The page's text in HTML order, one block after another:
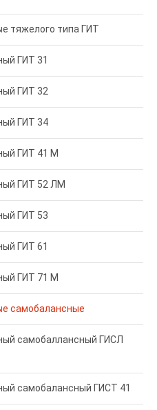
тяжелого типа ГИТ
ГИТ 31
ГИТ 32
ГИТ 34
ГИТ 41 М
ГИТ 52 ЛМ
ГИТ 53
ГИТ 61
ГИТ 71 М
самобалансные
самобаллансный ГИСЛ
самобалансный ГИСТ 41